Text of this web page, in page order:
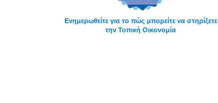
Ενημερωθείτε για το πώς μπορείτε να στηρίξετε
την Τοπική Οικονομία